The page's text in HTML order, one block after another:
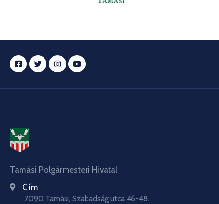
Tamási Polgármesteri Hivatal
Cím
7090 Tamási, Szabadság utca 46-48.